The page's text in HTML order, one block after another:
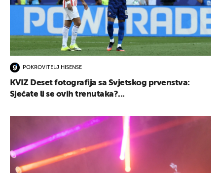
POKROVITELJ HISENSE
KVIZ Deset fotografija sa Svjetskog prvenstva:
Sjećate li se ovih trenutaka?...